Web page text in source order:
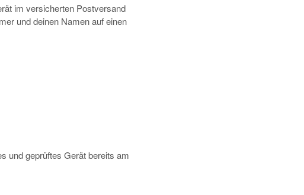
im versicherten Postversand
und deinen Namen auf einen
und geprüftes Gerät bereits am